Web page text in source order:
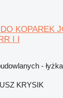
KOPAREK
I I
-
KRYSIK